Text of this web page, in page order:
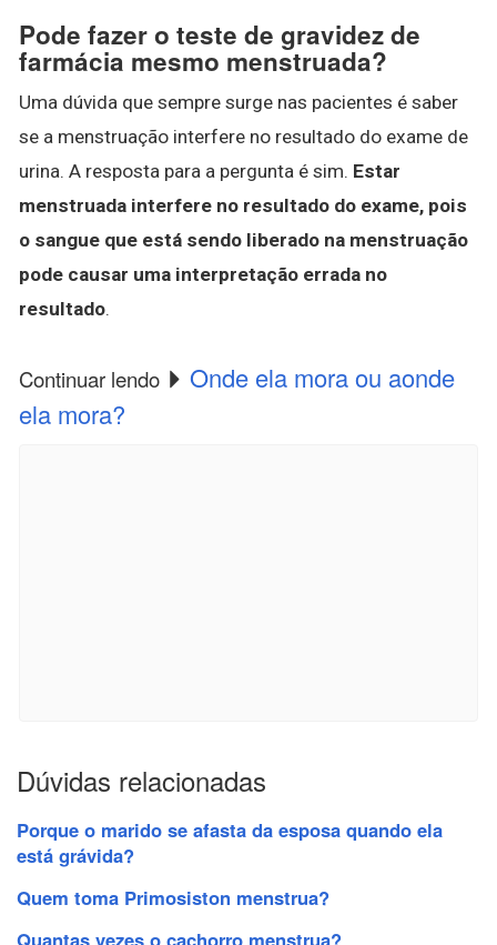
Pode fazer o teste de gravidez de
farmácia mesmo menstruada?
Uma dúvida que sempre surge nas pacientes é saber
se a menstruação interfere no resultado do exame de
urina. A resposta para a pergunta é sim. Estar
menstruada interfere no resultado do exame, pois
o sangue que está sendo liberado na menstruação
pode causar uma interpretação errada no
resultado.
Continuar lendo
Onde ela mora ou aonde
ela mora?
Dúvidas relacionadas
Porque o marido se afasta da esposa quando ela
está grávida?
Quem toma Primosiston menstrua?
Quantas vezes o cachorro menstrua?